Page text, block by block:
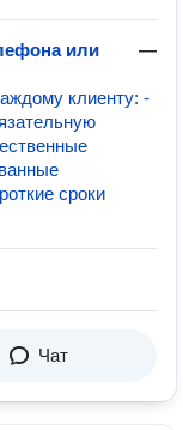
или
—
клиенту: -
сроки
Чат